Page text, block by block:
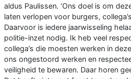
aldus Paulissen. ‘Ons doel is om
laten verlopen voor burgers,
Daarvoor is iedere jaarwisseling
politie-inzet nodig. Ik heb veel
collega’s die moesten werken in
ons ongestoord werken en
veiligheid te bewaren. Daar horen